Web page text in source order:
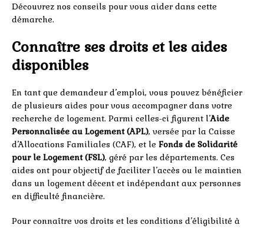
Découvrez nos conseils pour vous aider dans cette
démarche.
Connaître ses droits et les aides
disponibles
En tant que demandeur d’emploi, vous pouvez bénéficier
de plusieurs aides pour vous accompagner dans votre
recherche de logement. Parmi celles-ci figurent l’Aide
Personnalisée au Logement (APL), versée par la Caisse
d’Allocations Familiales (CAF), et le Fonds de Solidarité
pour le Logement (FSL), géré par les départements. Ces
aides ont pour objectif de faciliter l’accès ou le maintien
dans un logement décent et indépendant aux personnes
en difficulté financière.
Pour connaître vos droits et les conditions d’éligibilité à